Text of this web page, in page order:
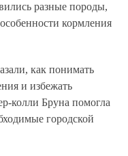
разные породы,
кормления
как понимать
и избежать
колли Бруна помогла
городской